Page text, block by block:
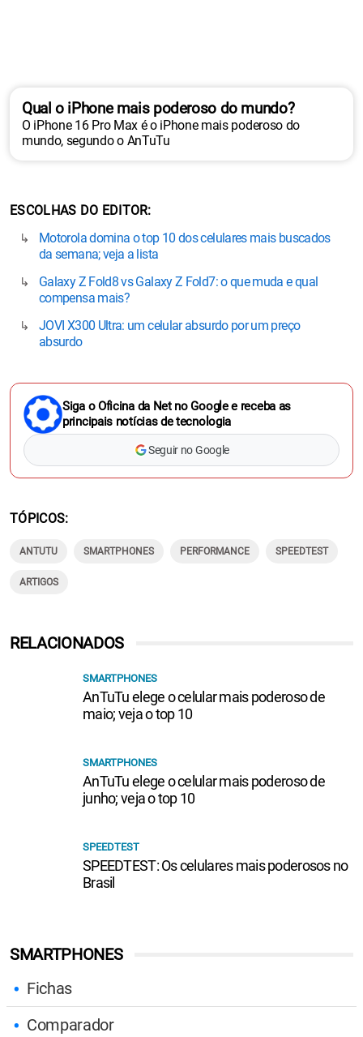
Qual o iPhone mais poderoso do mundo?
O iPhone 16 Pro Max é o iPhone mais poderoso do
mundo, segundo o AnTuTu
ESCOLHAS DO EDITOR
Motorola domina o top 10 dos celulares mais buscados
da semana; veja a lista
Galaxy Z Fold8 vs Galaxy Z Fold7: o que muda e qual
compensa mais?
JOVI X300 Ultra: um celular absurdo por um preço
absurdo
Siga o Oficina da Net no Google e receba as
principais notícias de tecnologia
Seguir no Google
TÓPICOS
ANTUTU SMARTPHONES PERFORMANCE SPEEDTEST
ARTIGOS
SMARTPHONES
Fichas
Comparador
RELACIONADOS
SMARTPHONES
AnTuTu elege o celular mais poderoso de
maio; veja o top 10
SMARTPHONES
AnTuTu elege o celular mais poderoso de
junho; veja o top 10
SPEEDTEST
SPEEDTEST: Os celulares mais poderosos no
Brasil